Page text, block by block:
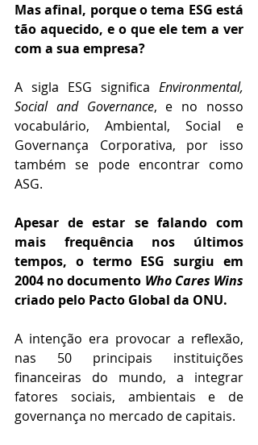
Mas afinal, porque o tema ESG está
tão aquecido, e o que ele tem a ver
com a sua empresa?
A sigla ESG significa Environmental,
Social and Governance, e no nosso
vocabulário, Ambiental, Social e
Governança Corporativa, por isso
também se pode encontrar como
ASG.
Apesar de estar se falando com
mais frequência nos últimos
tempos, o termo ESG surgiu em
2004 no documento Who Cares Wins
criado pelo Pacto Global da ONU.
A intenção era provocar a reflexão,
nas 50 principais instituições
financeiras do mundo, a integrar
fatores sociais, ambientais e de
governança no mercado de capitais.